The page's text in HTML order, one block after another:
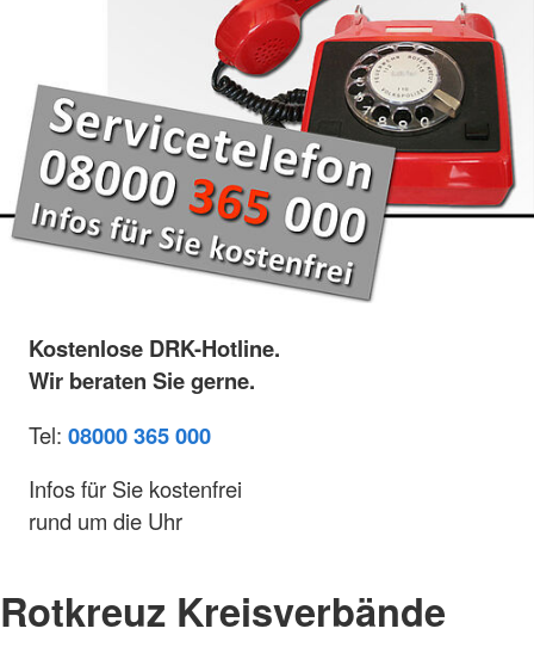
Kostenlose DRK-Hotline.
Wir beraten Sie gerne.
Tel: 08000 365 000
Infos für Sie kostenfrei
rund um die Uhr
Rotkreuz Kreisverbände